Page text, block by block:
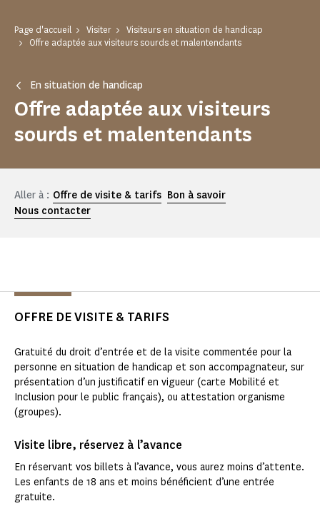
Page d'accueil Visiter
Visiteurs en situation de handicap
Offre adaptée aux visiteurs sourds et malentendants
En situation de handicap
Offre adaptée aux visiteurs
sourds et malentendants
Aller à : Offre de visite & tarifs Bon à savoir
Nous contacter
OFFRE DE VISITE & TARIFS
Gratuité du droit d’entrée et de la visite commentée pour la
personne en situation de handicap et son accompagnateur, sur
présentation d’un justificatif en vigueur (carte Mobilité et
Inclusion pour le public français), ou attestation organisme
(groupes).
Visite libre, réservez à l’avance
En réservant vos billets à l’avance, vous aurez moins d’attente.
Les enfants de 18 ans et moins bénéficient d’une entrée
gratuite.